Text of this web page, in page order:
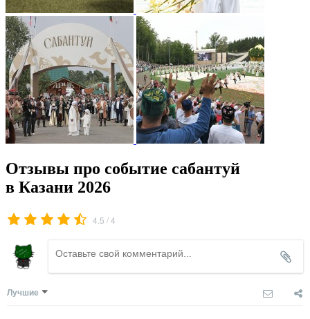
Отзывы про событие сабантуй
в Казани 2026
4.5 /4
Лучшие